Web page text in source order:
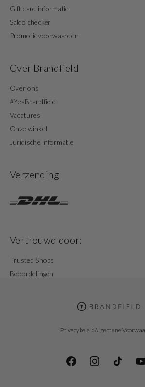
Gift card informatie
Saldo checker
Promotievoorwaarden
Over Brandfield
Over ons
#YesBrandfield
Vacatures
Onze winkel
Juridische informatie
Verzending
Vertrouwd door:
Trusted Shops
Beoordelingen
PrivacybeleidAlgemene
FacebookInstagramTikTok